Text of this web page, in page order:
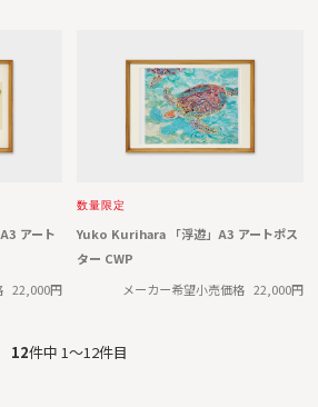
アート
22,000円
数量限定
Yuko Kurihara 「浮遊」A3 アートポス
ター CWP
メーカー希望小売価格 22,000円
12件中 1〜12件目